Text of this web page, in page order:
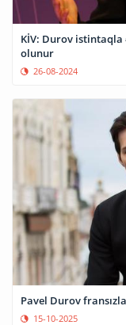
KİV: Durov
olunur
26-08-2024
Pavel Durov
15-10-2025